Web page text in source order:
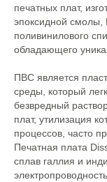
печатных плат,
эпоксидной смолы,
поливинилового
обладающего
ПВС является
среды, который
безвредный
плат, утилизация
процессов, часто
Печатная плата
сплав галлия и